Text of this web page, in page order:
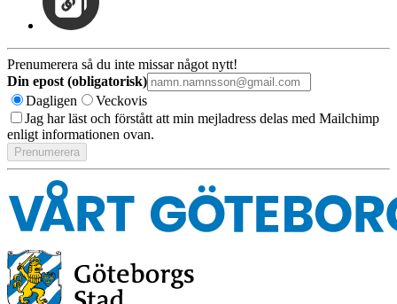
Prenumerera så du inte missar något nytt!
Din epost (obligatorisk)
Dagligen
Veckovis
Jag har läst och förstått att min mejladress delas med Mailchimp
enligt informationen ovan.